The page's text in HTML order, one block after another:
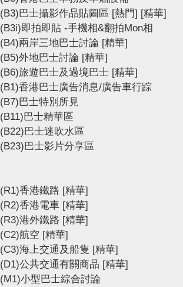
(B3)巴士攝影作品貼圖區 [熱門] [精華]
(B3i)即拍即貼 -手機相&翻拍Mon相
(B4)兩岸三地巴士討論 [精華]
(B5)外地巴士討論 [精華]
(B6)旅遊巴士及過境巴士 [精華]
(B1)香港巴士廣告消息/廣告車行踪
(B7)巴士特別所見
(B11)巴士精華區
(B22)巴士迷吹水區
(B23)巴士影片分享區
(R1)香港鐵路 [精華]
(R2)香港電車 [精華]
(R3)港外鐵路 [精華]
(C2)航空 [精華]
(C3)海上交通及船隻 [精華]
(D1)公共交通有關商品 [精華]
(M1)小型巴士綜合討論